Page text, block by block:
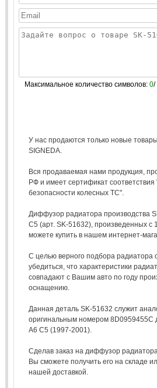
Максимальное количество символов: 0/
У нас продаются только новые
SIGNEDA.
Вся продаваемая нами продукция,
РФ и имеет сертификат
безопасности колесных ТС".
Диффузор радиатора производства
C5 (арт. SK-51632), произведенных с
можете купить в нашем интернет-
С целью верного подбора радиатора
убедиться, что характеристики
совпадают с Вашим авто по году
оснащению.
Данная деталь SK-51632 служит
оригинальным номером 8D0959455C
A6 C5 (1997-2001).
Сделав заказ на диффузор
Вы сможете получить его на складе
нашей доставкой.